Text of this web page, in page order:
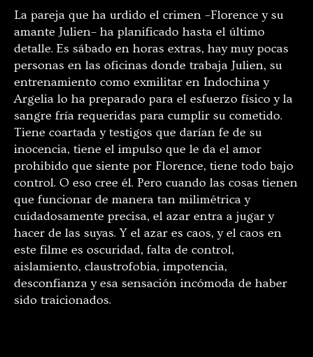
La pareja que ha urdido el crimen –Florence y su
amante Julien– ha planificado hasta el último
detalle. Es sábado en horas extras, hay muy pocas
personas en las oficinas donde trabaja Julien, su
entrenamiento como exmilitar en Indochina y
Argelia lo ha preparado para el esfuerzo físico y la
sangre fría requeridas para cumplir su cometido.
Tiene coartada y testigos que darían fe de su
inocencia, tiene el impulso que le da el amor
prohibido que siente por Florence, tiene todo bajo
control. O eso cree él. Pero cuando las cosas tienen
que funcionar de manera tan milimétrica y
cuidadosamente precisa, el azar entra a jugar y
hacer de las suyas. Y el azar es caos, y el caos en
este filme es oscuridad, falta de control,
aislamiento, claustrofobia, impotencia,
desconfianza y esa sensación incómoda de haber
sido traicionados.